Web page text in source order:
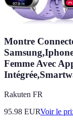
Montre
Femme Avec
Rakuten FR
95.98 EURVoir le